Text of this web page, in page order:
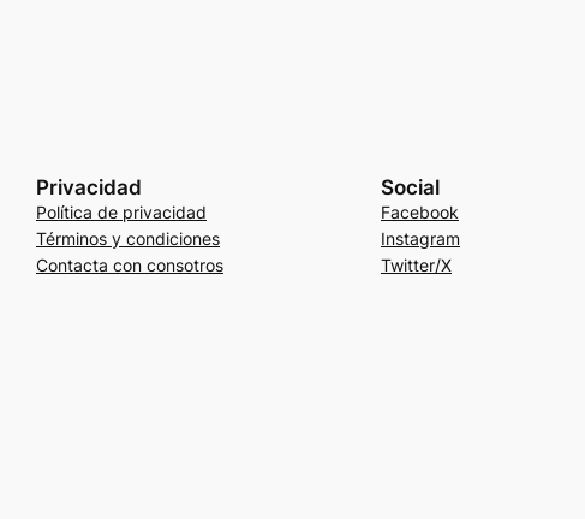
Privacidad
Política de privacidad
Términos y condiciones
Contacta con consotros
Social
Facebook
Instagram
Twitter/X